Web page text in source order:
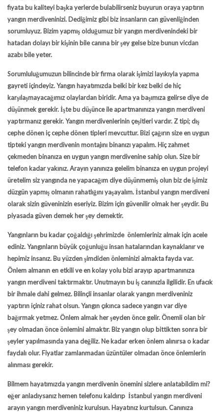
fiyata bu kaliteyi başka yerlerde bulabilirseniz buyurun oraya yaptırın
yangın merdiveninizi. Dediğimiz gibi biz insanların can güvenliğinden
sorumluyuz. Bizim yapmış olduğumuz bir yangın merdivenindeki bir
hatadan dolayı bir kişinin bile canına bir şey gelse bize bunun vicdan
azabı bile yeter.
Sorumluluğumuzun bilincinde bir firma olarak işimizi layıkıyla yapma
gayreti içindeyiz. Yangın hayatımızda belki bir kez belki de hiç
karşılaşmayacağımız olaylardan biridir. Ama ya başımıza gelirse diye de
düşünmek gerekir. İşte bu düşünce ile apartmanınıza yangın merdiveni
yaptırmanız gerekir. Yangın merdivenlerinin çeşitleri vardır. Z tipi; dış
cephe dönen iç cephe dönen tipleri mevcuttur. Bizi çağırın size en uygun
tipteki yangın merdivenin montajını binanızı yapalım. Hiç zahmet
çekmeden binanıza en uygun yangın merdivenine sahip olun. Size bir
telefon kadar yakınız. Arayın yanınıza gelelim binanıza en uygun projeyi
üretelim siz yangında ne yapacağım diye düşünmemiş olun biz de işimiz
düzgün yapmış olmanın rahatlığını yaşayalım. İstanbul yangın merdiveni
olarak sizin güveninizin eseriyiz. Bizim için güvenilir olmak her şeydir. Bu
piyasada güven demek her şey demektir.
Yangınların bu kadar çoğaldığı şehrimizde önlemleriniz almak için acele
ediniz. Yangınların büyük çoğunluğu insan hatalarından kaynaklanır ve
hepimiz insanız. Bu yüzden şimdiden önleminizi almakta fayda var.
Önlem almanın en etkili ve en kolay yolu bizi arayıp apartmanınıza
yangın merdiveni taktırmaktır. Unutmayın bu iş canınızla ilgilidir. En ufacık
bir ihmale dahi gelmez. Bilinçli insanlar olarak yangın merdiveniniz
yaptırın içiniz rahat olsun. Yangın çıkınca sadece yangın var diye
bağırmak yetmez. Önlem almak her şeyden önce gelir. Önemli olan bir
şey olmadan önce önlemini almaktır. Biz yangın olup bittikten sonra bir
şeyler yapılmasında yana değiliz. Ne kadar erken önlem alınırsa o kadar
faydalı olur. Fiyatlar zamlanmadan üzüntüler olmadan önce önlemlerin
alınması gerekir.
Bilmem hayatımızda yangın merdivenin önemini sizlere anlatabildim mi?
eğer anladıysanız hemen telefonu kaldırıp İstanbul yangın merdiveni
arayın yangın merdiveniniz kurulsun. Hayatınız kurtulsun. Canınıza